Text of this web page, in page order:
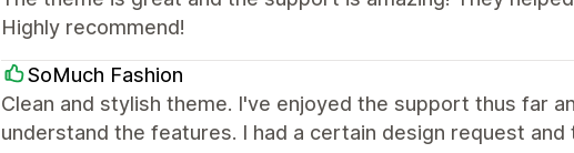
Highly recommend!
SoMuch Fashion
Clean and stylish theme. I've enjoyed the support thus far
understand the features. I had a certain design request